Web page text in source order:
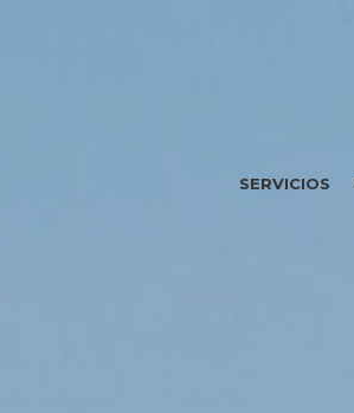
SERVICIOS